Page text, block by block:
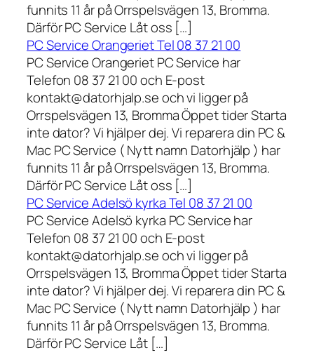
funnits 11 år på Orrspelsvägen 13, Bromma.
Därför PC Service Låt oss […]
PC Service Orangeriet Tel 08 37 21 00
PC Service Orangeriet PC Service har
Telefon 08 37 21 00 och E-post
kontakt@datorhjalp.se och vi ligger på
Orrspelsvägen 13, Bromma Öppet tider Starta
inte dator? Vi hjälper dej. Vi reparera din PC &
Mac PC Service ( Nytt namn Datorhjälp ) har
funnits 11 år på Orrspelsvägen 13, Bromma.
Därför PC Service Låt oss […]
PC Service Adelsö kyrka Tel 08 37 21 00
PC Service Adelsö kyrka PC Service har
Telefon 08 37 21 00 och E-post
kontakt@datorhjalp.se och vi ligger på
Orrspelsvägen 13, Bromma Öppet tider Starta
inte dator? Vi hjälper dej. Vi reparera din PC &
Mac PC Service ( Nytt namn Datorhjälp ) har
funnits 11 år på Orrspelsvägen 13, Bromma.
Därför PC Service Låt […]